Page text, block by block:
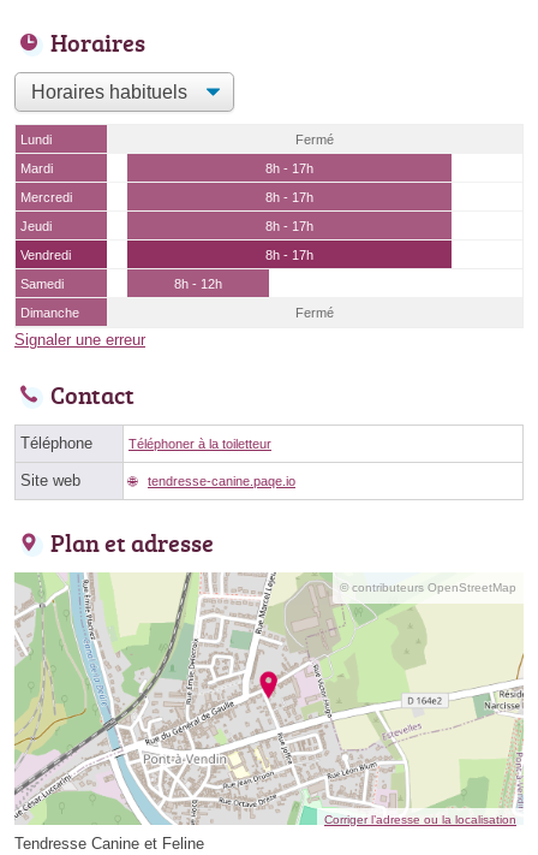
Horaires
Lundi
Fermé
Mardi
8h - 17h
Mercredi
8h - 17h
Jeudi
8h - 17h
Vendredi
8h - 17h
Samedi
8h - 12h
Dimanche
Fermé
Signaler une erreur
Contact
Téléphone Téléphoner à la toiletteur
Site web tendresse-canine.paqe.io
Plan et adresse
© contributeurs OpenStreetMap
Corriger l’adresse ou la localisation
Tendresse Canine et Feline